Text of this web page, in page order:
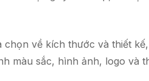
chọn về kích thước và thiết
màu sắc, hình ảnh, logo và